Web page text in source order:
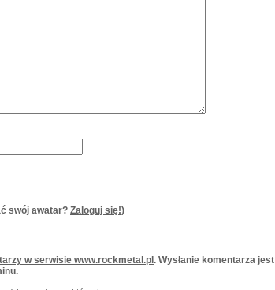
swój awatar? Zaloguj się!)
w serwisie www.rockmetal.pl . Wysłanie komentarza jest